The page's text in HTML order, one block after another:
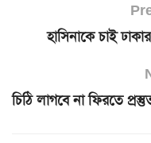
হাসিনাকে চাই
চিঠি লাগবে না ফিরতে